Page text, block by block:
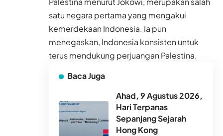
satu negara pertama yang mengakui
kemerdekaan Indonesia. Ia pun
menegaskan, Indonesia konsisten untuk
terus mendukung perjuangan Palestina.
Baca Juga
Ahad, 9 Agustus 2026,
Hari Terpanas
Sepanjang Sejarah
Hong Kong